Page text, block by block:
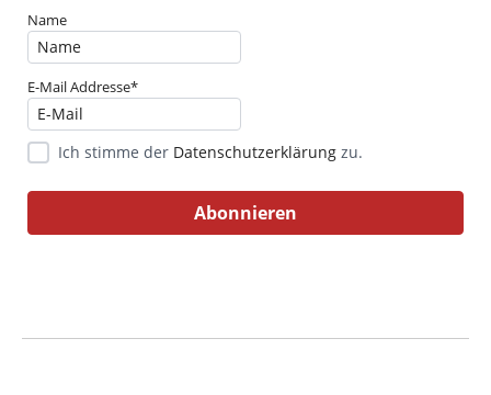
Name
E-Mail Addresse*
Ich stimme der Datenschutzerklärung zu.